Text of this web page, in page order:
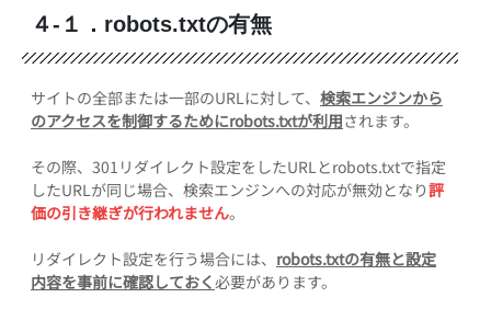
４-１．robots.txtの有無
サイトの全部または一部のURLに対して、 検索エンジンから
のアクセスを制御するためにrobots.txtが利用されます。
その際、301リダイレクト設定をしたURLとrobots.txtで指定
したURLが同じ場合、検索エンジンへの対応が無効となり評
価の引き継ぎが行われません。
リダイレクト設定を行う場合には、 robots.txtの有無と設定
内容を事前に確認しておく必要があります。